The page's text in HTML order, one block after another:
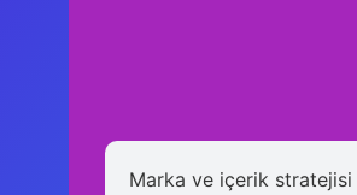
Marka ve içerik stratejisi